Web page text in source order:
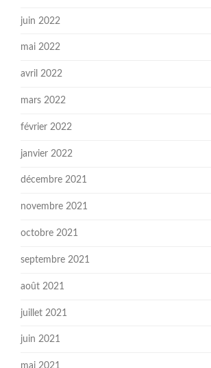
juin 2022
mai 2022
avril 2022
mars 2022
février 2022
janvier 2022
décembre 2021
novembre 2021
octobre 2021
septembre 2021
août 2021
juillet 2021
juin 2021
mai 2021